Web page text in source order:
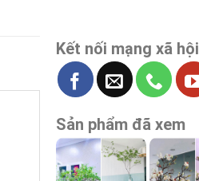
Kết nối mạng xã hội
Sản phẩm đã xem